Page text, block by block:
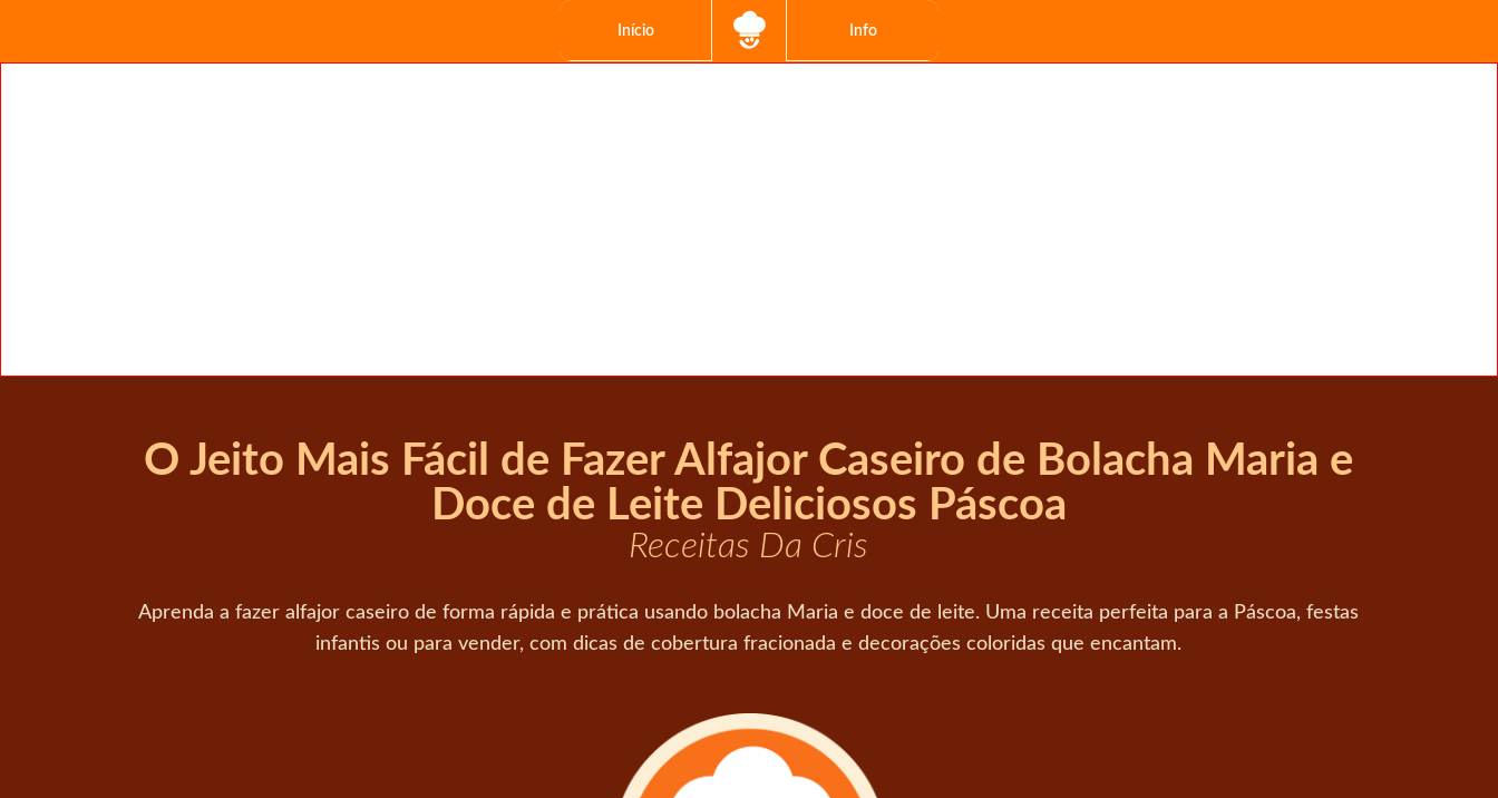
Início Info
O Jeito Mais Fácil de Fazer Alfajor Caseiro de Bolacha Maria e
Doce de Leite Deliciosos Páscoa
Receitas Da Cris
Aprenda a fazer alfajor caseiro de forma rápida e prática usando bolacha Maria e doce de leite. Uma receita perfeita para a Páscoa, festas
infantis ou para vender, com dicas de cobertura fracionada e decorações coloridas que encantam.